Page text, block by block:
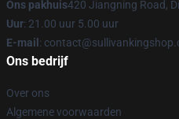
Ons pakhuis420 Jiangning Road,
Uur: 21.00 uur 5.00 uur
E-mail :
Ons bedrijf
Over ons
Algemene voorwaarden